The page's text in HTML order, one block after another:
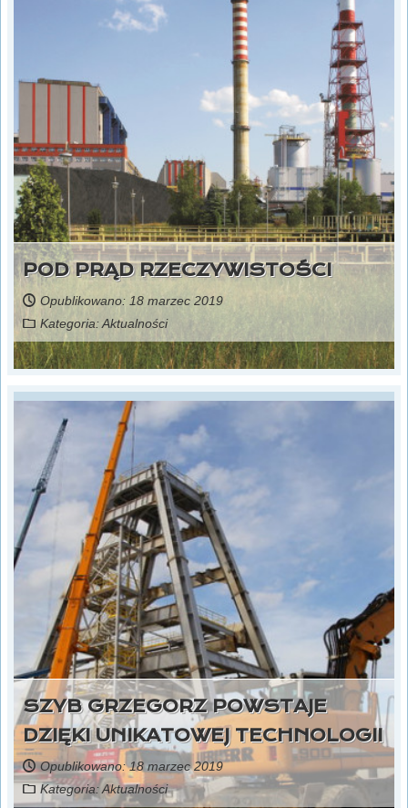
POD PRĄD RZECZYWISTOŚCI
Opublikowano: 18 marzec 2019
Kategoria:Aktualności
SZYB GRZEGORZ POWSTAJE
DZIĘKI UNIKATOWEJ TECHNOLOGII
Opublikowano: 18 marzec 2019
Kategoria:Aktualności